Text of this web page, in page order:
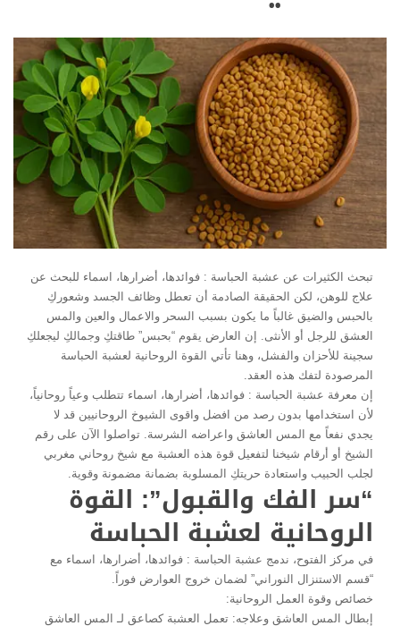
تبحث الكثيرات عن عشبة الحباسة : فوائدها، أضرارها، اسماء للبحث عن
علاج للوهن، لكن الحقيقة الصادمة أن تعطل وظائف الجسد وشعوركِ
بالحبس والضيق غالباً ما يكون بسبب السحر والاعمال والعين والمس
العشق للرجل أو الأنثى. إن العارض يقوم “بحبس” طاقتكِ وجمالكِ ليجعلكِ
سجينة للأحزان والفشل، وهنا تأتي القوة الروحانية لعشبة الحباسة
المرصودة لتفك هذه العقد.
إن معرفة عشبة الحباسة : فوائدها، أضرارها، اسماء تتطلب وعياً روحانياً،
لأن استخدامها بدون رصد من افضل واقوى الشيوخ الروحانيين قد لا
يجدي نفعاً مع المس العاشق واعراضه الشرسة. تواصلوا الآن على رقم
الشيخ أو أرقام شيخنا لتفعيل قوة هذه العشبة مع شيخ روحاني مغربي
لجلب الحبيب واستعادة حريتكِ المسلوبة بضمانة مضمونة وقوية.
“سر الفك والقبول”: القوة
الروحانية لعشبة الحباسة
في مركز الفتوح، ندمج عشبة الحباسة : فوائدها، أضرارها، اسماء مع
“قسم الاستنزال النوراني” لضمان خروج العوارض فوراً.
خصائص وقوة العمل الروحانية:
إبطال المس العاشق وعلاجه: تعمل العشبة كصاعق لـ المس العاشق